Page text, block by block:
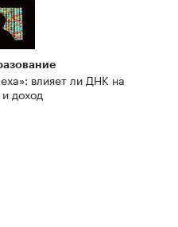
влияет ли ДНК на
доход